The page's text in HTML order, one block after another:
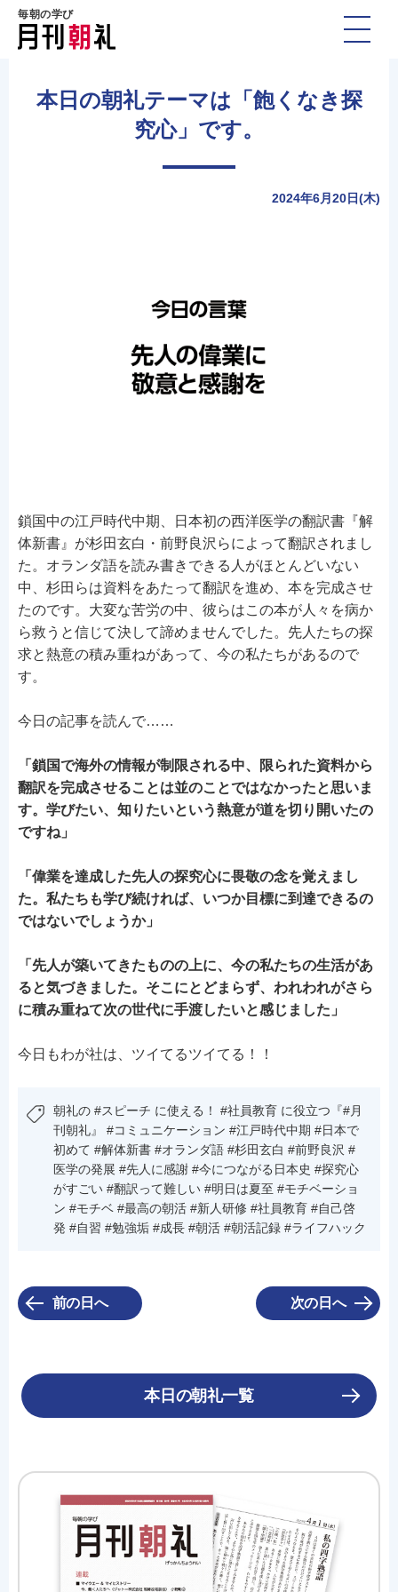
毎朝の学び
本日の朝礼テーマは「飽くなき探
究心」です。
2024年6月20日(木)
鎖国中の江戸時代中期、日本初の西洋医学の翻訳書『解
体新書』が杉田玄白・前野良沢らによって翻訳されまし
た。オランダ語を読み書きできる人がほとんどいない
中、杉田らは資料をあたって翻訳を進め、本を完成させ
たのです。大変な苦労の中、彼らはこの本が人々を病か
ら救うと信じて決して諦めませんでした。先人たちの探
求と熱意の積み重ねがあって、今の私たちがあるので
す。
今日の記事を読んで……
「鎖国で海外の情報が制限される中、限られた資料から
翻訳を完成させることは並のことではなかったと思いま
す。学びたい、知りたいという熱意が道を切り開いたの
ですね」
「偉業を達成した先人の探究心に畏敬の念を覚えまし
た。私たちも学び続ければ、いつか目標に到達できるの
ではないでしょうか」
「先人が築いてきたものの上に、今の私たちの生活があ
ると気づきました。そこにとどまらず、われわれがさら
に積み重ねて次の世代に手渡したいと感じました」
今日もわが社は、ツイてるツイてる！！
朝礼の #スピーチ に使える！ #社員教育 に役立つ『#月
刊朝礼』 #コミュニケーション #江戸時代中期 #日本で
初めて #解体新書 #オランダ語 #杉田玄白 #前野良沢 #
医学の発展 #先人に感謝 #今につながる日本史 #探究心
がすごい #翻訳って難しい #明日は夏至 #モチベーショ
ン #モチベ #最高の朝活 #新人研修 #社員教育 #自己啓
発 #自習 #勉強垢 #成長 #朝活 #朝活記録 #ライフハック
前の日へ 次の日へ
本日の朝礼一覧